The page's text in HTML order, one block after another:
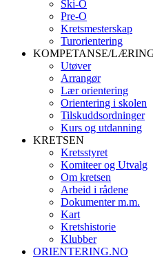
Ski-O
Pre-O
Kretsmesterskap
Turorientering
KOMPETANSE/
Utøver
Arrangør
Lær orientering
Orientering i skolen
Tilskuddsordninger
Kurs og utdanning
KRETSEN
Kretsstyret
Komiteer og Utvalg
Om kretsen
Arbeid i rådene
Dokumenter m.m.
Kart
Kretshistorie
Klubber
ORIENTERING.NO